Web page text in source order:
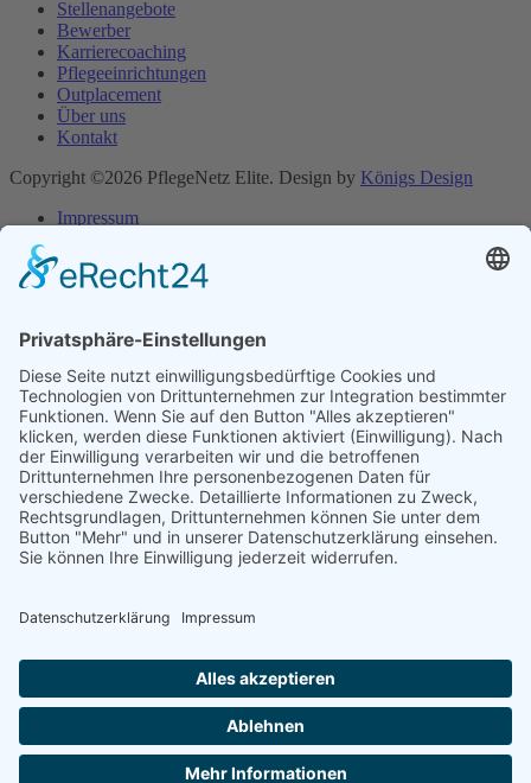
Stellenangebote
Bewerber
Karrierecoaching
Pflegeeinrichtungen
Outplacement
Über uns
Kontakt
Copyright ©2026 PflegeNetz Elite. Design by Königs Design
Impressum
Impressum
Cookie-Einstellungen
Bewerbung
Bewerbung ganz einfach hochladen.
Wir melden uns mit dem passenden Arbeitsplatz bei dir.
Name
Vorname
E-Mail
Telefon
Upload
Wie sind Sie auf uns aufmerksam geworden?
Kleinanzeigen
Messe/Veranstaltung
Sonstiges
Ich habe dieDatenschutzerklärungzur Kenntnis genommen. Ich stimme zu, dass meine Angaben zur
Kontaktaufnahme und für Rückfragen dauerhaft gespeichert werden. Hinweis: Sie können Ihre Einwilligung